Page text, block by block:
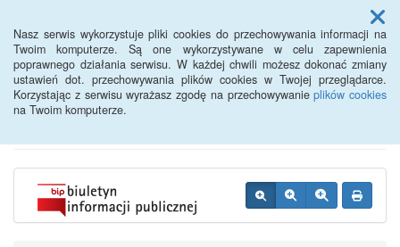
Nasz serwis wykorzystuje pliki cookies do przechowywania informacji na
Twoim komputerze. Są one wykorzystywane w celu zapewnienia
poprawnego działania serwisu. W każdej chwili możesz dokonać zmiany
ustawień dot. przechowywania plików cookies w Twojej przeglądarce.
Korzystając z serwisu wyrażasz zgodę na przechowywanieplików cookies
na Twoim komputerze.
Menu
BIP - Urząd Miejski
Wyśmierzyce